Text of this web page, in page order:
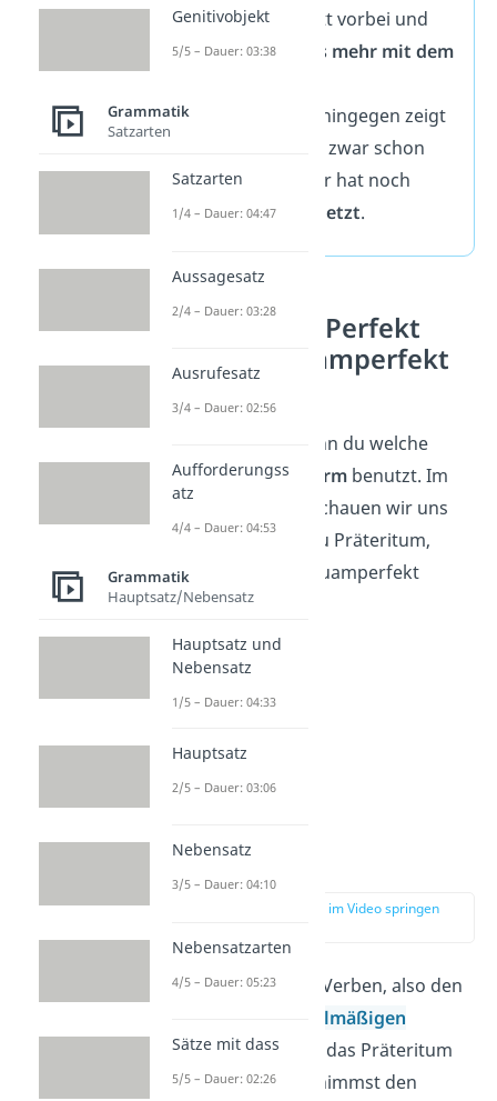
sind komplett vorbei und
habennichts mehr mit dem
hingegen zeigt
dir: Etwas ist zwar schon
passiert, aber hat noch
Einfluss auf jetzt.
Präteritum, Perfekt
und Plusquamperfekt
bilden
Jetzt weißt du, wann du welche
Vergangenheitsformbenutzt. Im
nächsten Schritt schauen wir uns
genauer an, wie du Präteritum,
Perfekt und Plusquamperfekt
bildest.
zur Stelle im Video springen
Bei den normalen Verben, also den
regelmäßigen
Verben,bildest du das Präteritum
immer gleich. Du nimmst den
Genitivobjekt
5/5 – Dauer: 03:38
Grammatik
Satzarten
Satzarten
1/4 – Dauer: 04:47
Aussagesatz
2/4 – Dauer: 03:28
Ausrufesatz
3/4 – Dauer: 02:56
Aufforderungss
atz
4/4 – Dauer: 04:53
Grammatik
Hauptsatz/Nebensatz
Hauptsatz und
Nebensatz
1/5 – Dauer: 04:33
Hauptsatz
2/5 – Dauer: 03:06
Nebensatz
3/5 – Dauer: 04:10
Nebensatzarten
4/5 – Dauer: 05:23
Sätze mit dass
5/5 – Dauer: 02:26